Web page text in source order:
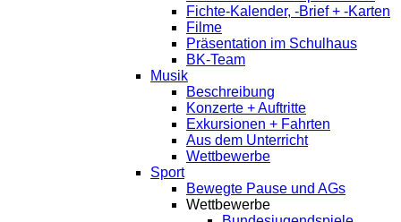
Fichte-Kalender, -Brief + -Karten
Filme
Präsentation im Schulhaus
BK-Team
Musik
Beschreibung
Konzerte + Auftritte
Exkursionen + Fahrten
Aus dem Unterricht
Wettbewerbe
Sport
Bewegte Pause und AGs
Wettbewerbe